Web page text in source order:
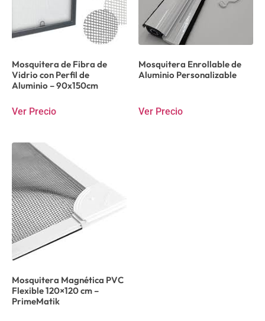
Mosquitera de Fibra de
Vidrio con Perfil de
Aluminio – 90x150cm
Ver Precio
Mosquitera Enrollable de
Aluminio Personalizable
Ver Precio
Mosquitera Magnética PVC
Flexible 120×120 cm –
PrimeMatik